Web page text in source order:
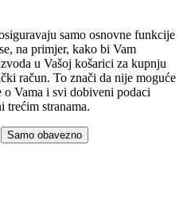
samo osnovne funkcije
na primjer, kako bi Vam
u Vašoj košarici za kupnju
račun. To znači da nije moguće
Vama i svi dobiveni podaci
trećim stranama.
Samo obavezno